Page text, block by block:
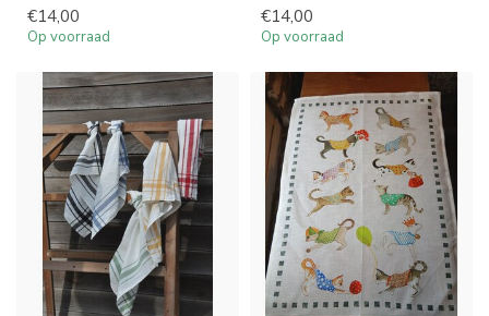
€14,00
Op voorraad
€14,00
Op voorraad